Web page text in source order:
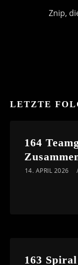
Znip,
LETZTE
164
14. APRIL 2026
163